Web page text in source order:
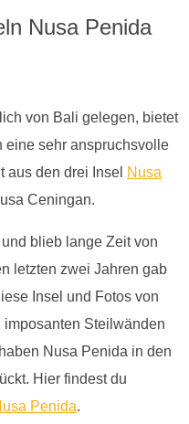
Nusa Penida
von Bali gelegen, bietet
eine sehr anspruchsvolle
aus den drei Insel Nusa
Ceningan.
blieb lange Zeit von
letzten zwei Jahren gab
Insel und Fotos von
Steilwänden
Nusa Penida in den
Hier findest du
Penida.